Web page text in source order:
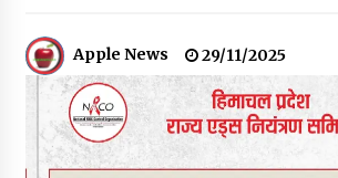
07/08/2026
शिमला पुलिस में बड़ी अनुशासनात्मक
07/08/2026
Apple News 29/11/2025